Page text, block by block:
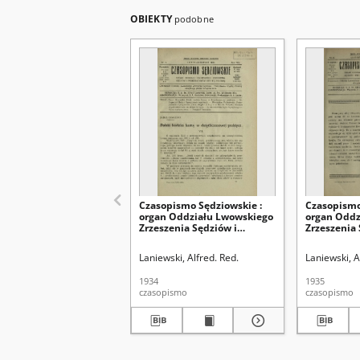
OBIEKTY podobne
Czasopismo Sędziowskie :
organ Oddziału Lwowskiego
Zrzeszenia Sędziów i
sierpień 1934)
Laniewski, Alfred. Red.
1934
czasopismo
organ
Zrzeszenia
grudzień
Laniewski,
1935
czasopismo